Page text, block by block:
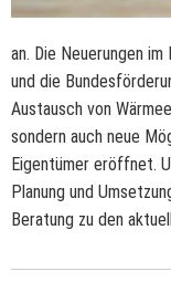
an. Die Neuerungen
und die
Austausch von
sondern auch neue
Eigentümer eröffnet.
Planung und
Beratung zu den